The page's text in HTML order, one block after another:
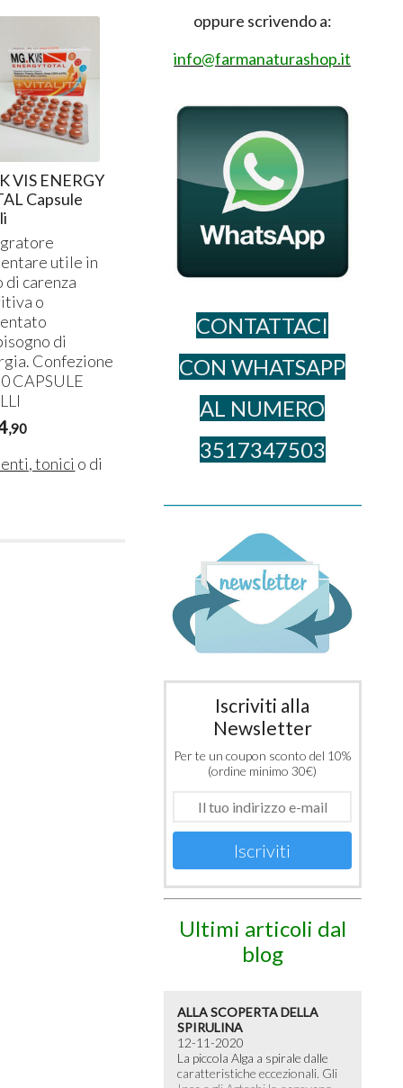
VIS ENERGY
Capsule
utile in
di carenza
o
di
Confezione
CAPSULE
,90
tonici o di
oppure scrivendo a:
info@farmanaturashop.it
CONTATTACI
CON WHATSAPP
AL NUME​RO
3517347503
Iscriviti alla
Newsletter
Per te un coupon sconto del 10%
(ordine minimo 30€)
Iscriviti
Ultimi articoli dal
blog
ALLA SCOPERTA DELLA
SPIRULINA
12-11-2020
La piccola Alga a spirale dalle
caratteristiche eccezionali. Gli